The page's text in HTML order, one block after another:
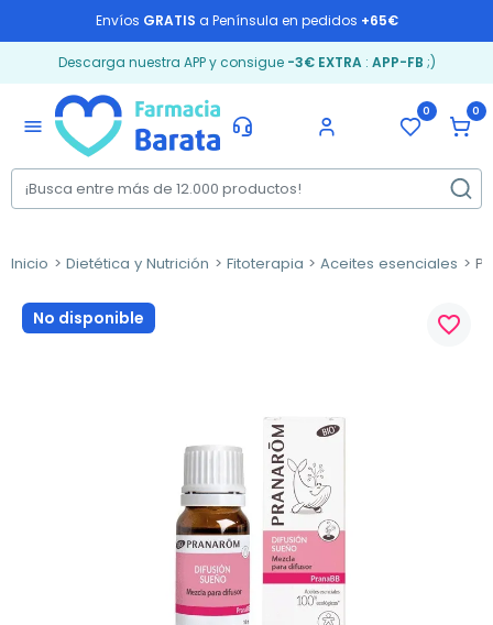
Envíos GRATIS a Península en pedidos +65€
Descarga nuestra APP y consigue -3€ EXTRA: APP-FB ;)
menu
0 0
Inicio Dietética y Nutrición Fitoterapia Aceites esenciales
No disponible favorite_border